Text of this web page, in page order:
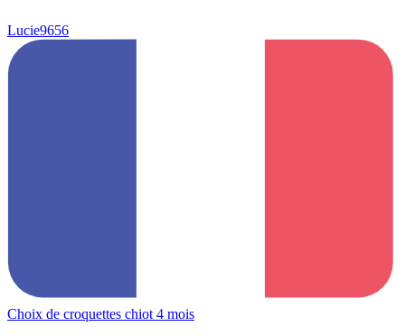
Lucie9656
Choix de croquettes chiot 4 mois